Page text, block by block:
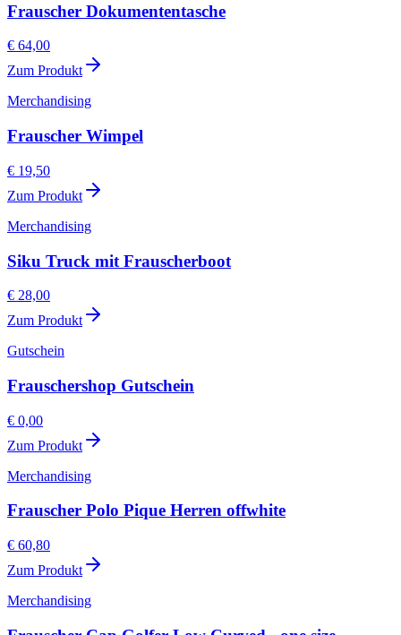
Frauscher Dokumententasche
€ 64,00
Zum Produkt
Merchandising
Frauscher Wimpel
€ 19,50
Zum Produkt
Merchandising
Siku Truck mit Frauscherboot
€ 28,00
Zum Produkt
Gutschein
Frauschershop Gutschein
€ 0,00
Zum Produkt
Merchandising
Frauscher Polo Pique Herren offwhite
€ 60,80
Zum Produkt
Merchandising